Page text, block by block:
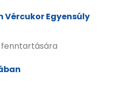
Vércukor Egyensúly